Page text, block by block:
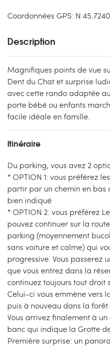
Coordonnées GPS: N
Description
Magnifiques points de vue
Dent du Chat et surprise
avec cette rando adaptée
porte bébé ou enfants
facile idéale en famille.
Itinéraire
Du parking, vous avez 2
* OPTION 1: vous préférez
partir par un chemin en bas
bien indiqué
* OPTION 2: vous préférez
pouvez continuer sur la
parking (moyennement
sans voiture et calme) qui
progressive. Vous passerez
que vous entrez dans la
continuez toujours tout droit
Celui-ci vous emmène vers
puis à nouveau dans la
Vous arrivez finalement à
banc qui indique la Grotte
Première surprise: un